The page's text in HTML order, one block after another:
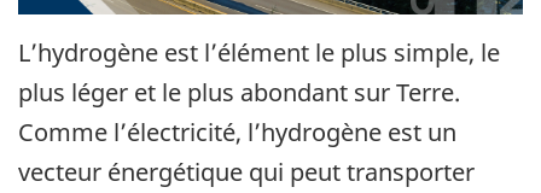
L’hydrogène est l’élément le plus simple, le
plus léger et le plus abondant sur Terre.
Comme l’électricité, l’hydrogène est un
vecteur énergétique qui peut transporter